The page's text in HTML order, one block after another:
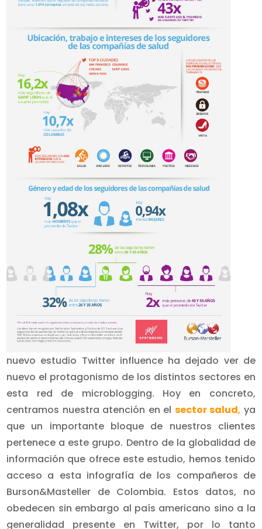
nuevo estudio Twitter influence ha dejado ver de
nuevo el protagonismo de los distintos sectores en
esta red de microblogging. Hoy en concreto,
centramos nuestra atención en el sector salud, ya
que un importante bloque de nuestros clientes
pertenece a este grupo. Dentro de la globalidad de
información que ofrece este estudio, hemos tenido
acceso a esta infografía de los compañeros de
Burson&Masteller de Colombia. Estos datos, no
obedecen sin embargo al país americano sino a la
generalidad presente en Twitter, por lo tanto